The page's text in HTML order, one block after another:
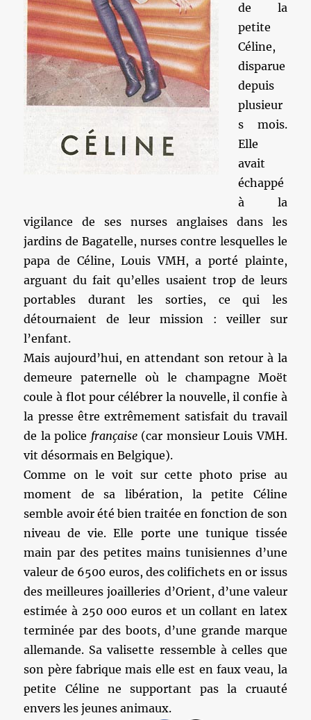
de la
petite
Céline,
disparue
depuis
plusieur
s mois.
Elle
avait
échappé
à la
vigilance de ses nurses anglaises dans les
jardins de Bagatelle, nurses contre lesquelles le
papa de Céline, Louis VMH, a porté plainte,
arguant du fait qu’elles usaient trop de leurs
portables durant les sorties, ce qui les
détournaient de leur mission : veiller sur
l’enfant.
Mais aujourd’hui, en attendant son retour à la
demeure paternelle où le champagne Moët
coule à flot pour célébrer la nouvelle, il confie à
la presse être extrêmement satisfait du travail
de la police française(car monsieur Louis VMH.
vit désormais en Belgique).
Comme on le voit sur cette photo prise au
moment de sa libération, la petite Céline
semble avoir été bien traitée en fonction de son
niveau de vie. Elle porte une tunique tissée
main par des petites mains tunisiennes d’une
valeur de 6500 euros, des colifichets en or issus
des meilleures joailleries d’Orient, d’une valeur
estimée à 250 000 euros et un collant en latex
terminée par des boots, d’une grande marque
allemande. Sa valisette ressemble à celles que
son père fabrique mais elle est en faux veau, la
petite Céline ne supportant pas la cruauté
envers les jeunes animaux.